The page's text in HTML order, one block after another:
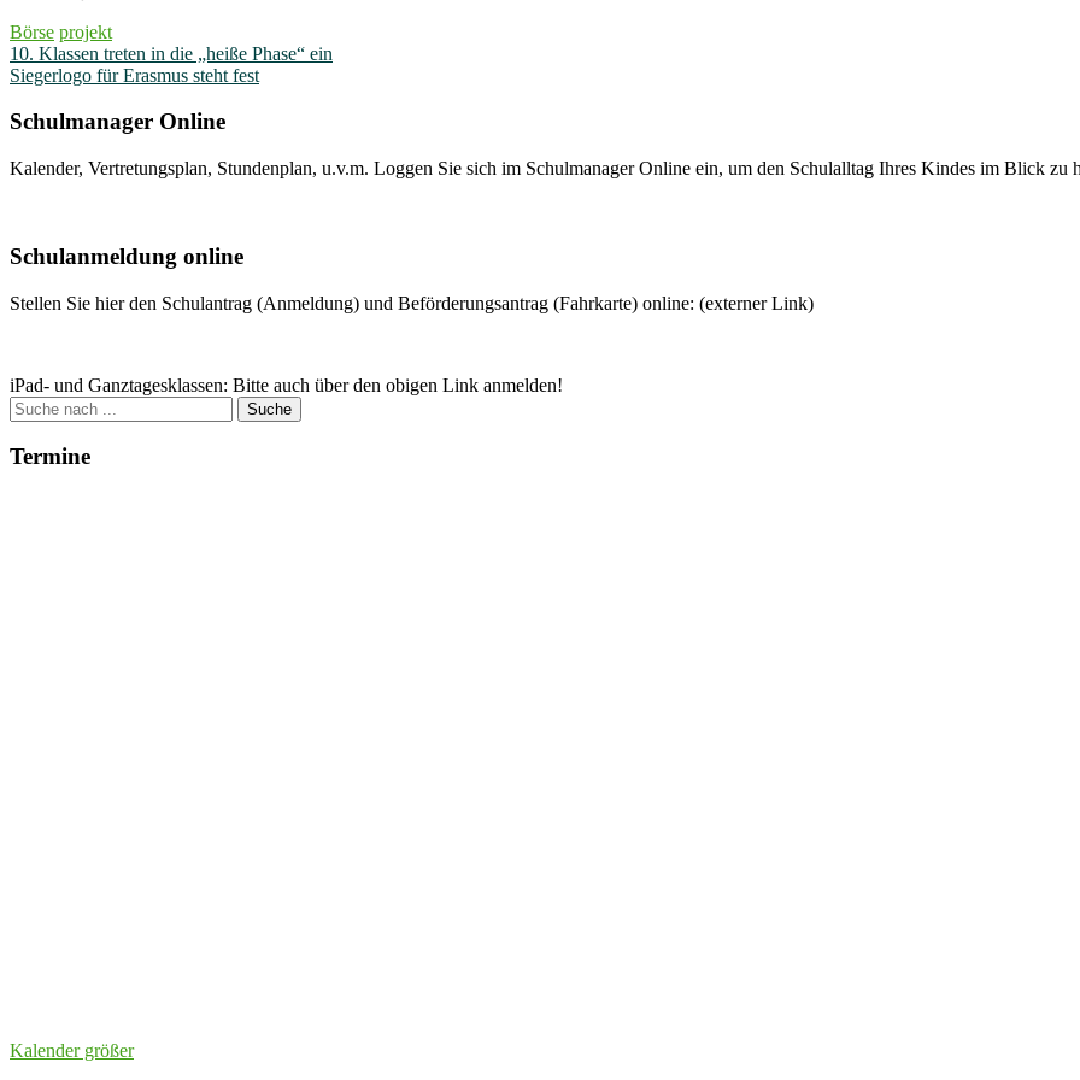
Börse projekt
Beitragsnavigation
10. Klassen treten in die „heiße Phase“ ein
Siegerlogo für Erasmus steht fest
Schulmanager Online
Kalender, Vertretungsplan, Stundenplan, u.v.m. Loggen Sie sich im Schulmanager Online ein, um den Schulalltag Ihres Kindes im Blick zu
Schulanmeldung online
Stellen Sie hier den Schulantrag (Anmeldung) und Beförderungsantrag (Fahrkarte) online: (externer Link)
iPad- und Ganztagesklassen: Bitte auch über den obigen Link anmelden!
Suche
nach:
Termine
Kalender größer